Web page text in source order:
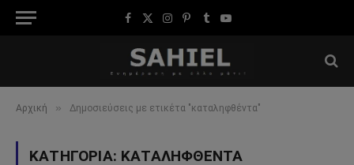
Facebook
X
Instagram
Pinterest
TumblrYouTube
Αρχική » Δημοσιεύσεις με ετικέτα "καταληφθέντα"
ΚΑΤΗΓΟΡΊΑ: ΚΑΤΑΛΗΦΘΈΝΤΑ